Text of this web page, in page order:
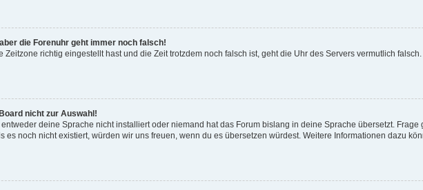
die Forenuhr geht immer noch falsch!
Zeitzone richtig eingestellt hast und die Zeit trotzdem noch falsch ist, geht die Uhr des Servers vermutlich
nicht zur Auswahl!
deine Sprache nicht installiert oder niemand hat das Forum bislang in deine Sprache übersetzt.
es noch nicht existiert, würden wir uns freuen, wenn du es übersetzen würdest. Weitere Informationen dazu